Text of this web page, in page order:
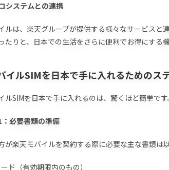
システムとの連携
ルは、楽天グループが提供する様々なサービスと
たりと、日本での生活をさらに便利でお得にする機
イルSIMを日本で手に入れるためのス
ルSIMを日本で手に入れるのは、驚くほど簡単です
必要書類の準備
が楽天モバイルを契約する際に必要な主な書類は
ド（有効期限内のもの）